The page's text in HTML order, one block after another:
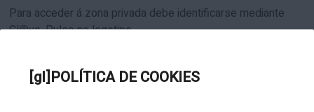
[gl]POLÍTICA DE COOKIES
CARTAFOL CIDADÁN
Para acceder á zona privada debe identificarse mediante
Cl@ve. Pulse no logotipo